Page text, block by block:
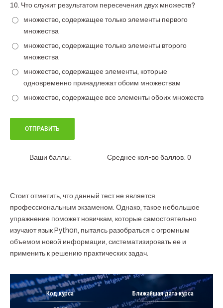
10. Что служит результатом пересечения двух множеств?
множество, содержащее только элементы первого
множества
множество, содержащие только элементы второго
множества
множество, содержащее элементы, которые
одновременно принадлежат обоим множествам
множество, содержащее все элементы обоих множеств
Ваши баллы: Среднее кол-во баллов: 0
Стоит отметить, что данный тест не является
профессиональным экзаменом. Однако, такое небольшое
упражнение поможет новичкам, которые самостоятельно
изучают язык Python, пытаясь разобраться с огромным
объемом новой информации, систематизировать ее и
применить к решению практических задач.
Код курса Ближайшая дата курса